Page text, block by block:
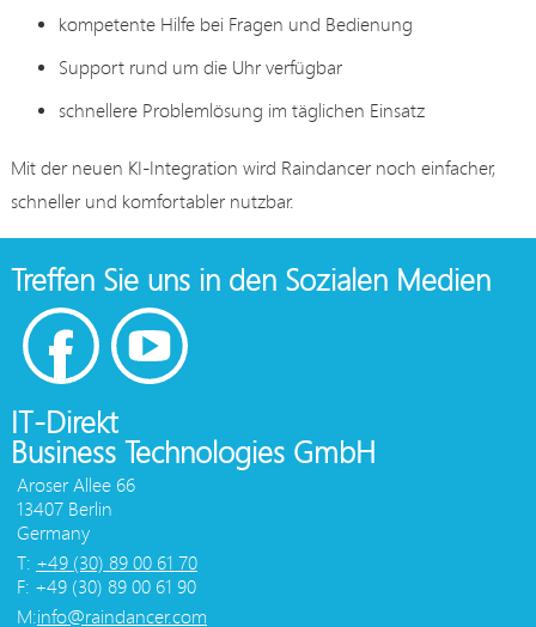
kompetente Hilfe bei Fragen und Bedienung
Support rund um die Uhr verfügbar
schnellere Problemlösung im täglichen Einsatz
Mit der neuen KI-Integration wird Raindancer noch einfacher,
schneller und komfortabler nutzbar.
Treffen Sie uns in den Sozialen Medien
IT-Direkt
Business Technologies GmbH
Aroser Allee 66
13407 Berlin
Germany
T: +49 (30) 89 00 61 70
F: +49 (30) 89 00 61 90
M:info@raindancer.com